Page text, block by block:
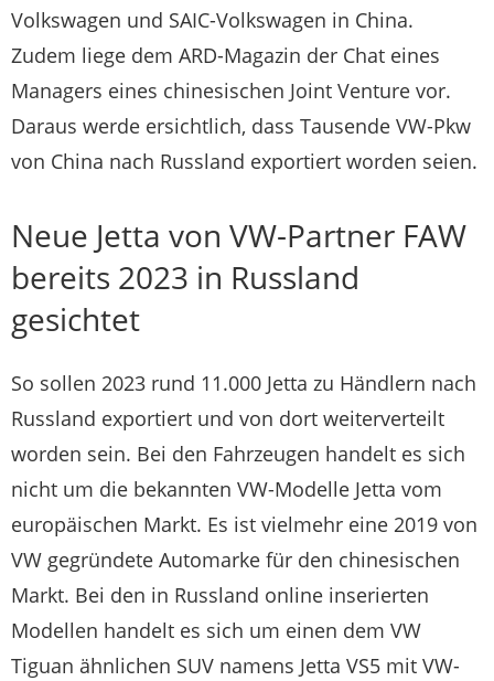
Volkswagen und SAIC-Volkswagen in China.
Zudem liege dem ARD-Magazin der Chat eines
Managers eines chinesischen Joint Venture vor.
Daraus werde ersichtlich, dass Tausende VW-Pkw
von China nach Russland exportiert worden seien.
Neue Jetta von VW-Partner FAW
bereits 2023 in Russland
gesichtet
So sollen 2023 rund 11.000 Jetta zu Händlern nach
Russland exportiert und von dort weiterverteilt
worden sein. Bei den Fahrzeugen handelt es sich
nicht um die bekannten VW-Modelle Jetta vom
europäischen Markt. Es ist vielmehr eine 2019 von
VW gegründete Automarke für den chinesischen
Markt. Bei den in Russland online inserierten
Modellen handelt es sich um einen dem VW
Tiguan ähnlichen SUV namens Jetta VS5 mit VW-